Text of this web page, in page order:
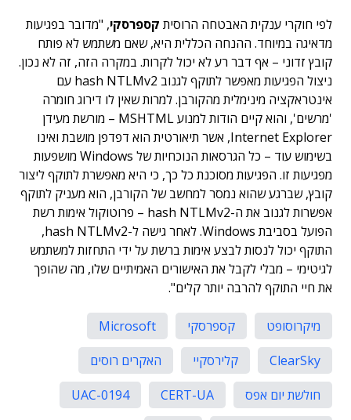
לפי חוקרי ענקית האבטחה הרוסית קספרסקי, "מדובר בפגיעות
מדאיגה במיוחד. ההנחה הכללית היא, שאם משתמש לא פותח
קובץ זדוני – אף דבר רע לא יכול לקרות. במקרה הזה, זה לא נכון.
ניצול הפגיעות מאפשר לתוקף לגנוב hash NTLMv2 עם
אינטראקציה מינימלית מהקורבן. למרות שאין לו דירוג חומרה
'מרשים', והוא קיים הודות למנוע MSHTML – מורשת מעידן
Internet Explorer, אשר תיאורטית הוא דפדפן מושבת ואינו
בשימוש עוד – כל הגרסאות הנוכחיות של Windows מושפעות
מפגיעות זו. הפגיעות מסוכנת כל כך, כי היא מאפשרת לתוקף ליצור
קובץ, שברגע שהוא נמסר למחשב של הקורבן, הוא מעניק לתוקף
אפשרות לגנוב את ה-hash NTLMv2 – פרוטוקול אימות רשת
הפועל בסביבת Windows. לאחר גישה ל-hash NTLMv2,
התוקף יכול לנסות לבצע אימות ברשת על ידי התחזות למשתמש
לגיטימי – מבלי לקבל את האישורים האמיתיים שלו, מה שהופך
את חיי התוקף להרבה יותר קלים".
מיקרוסופט קספרסקי
Microsoft
ClearSky
קלירסקיי
האקרים רוסים
חולשת יום אפס
CERT-UA
UAC-0194